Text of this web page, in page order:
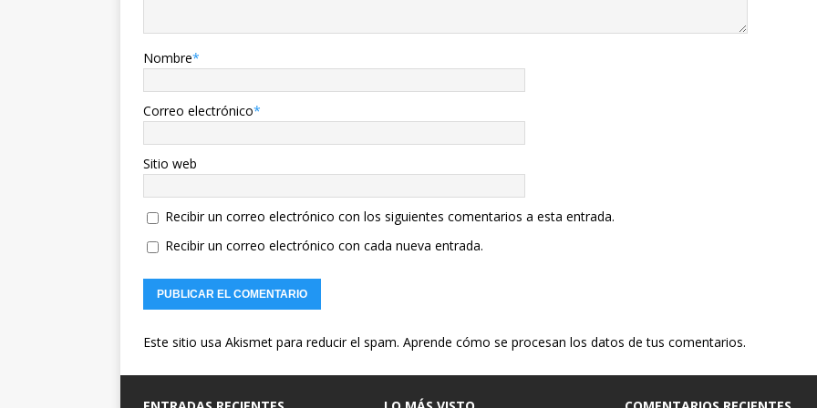
Nombre*
Correo electrónico*
Sitio web
Recibir un correo electrónico con los siguientes comentarios a esta entrada.
Recibir un correo electrónico con cada nueva entrada.
Este sitio usa Akismet para reducir el spam. Aprende cómo se procesan los datos de tus comentarios.